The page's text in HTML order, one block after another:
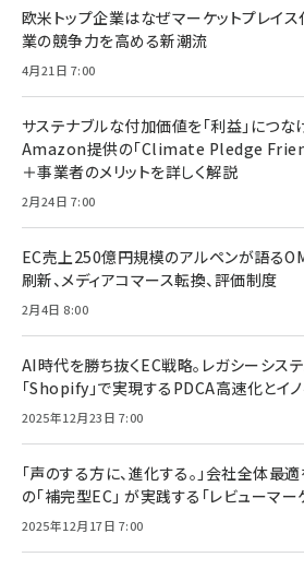
欧米トップ企業はなぜマーケットプレイ
業の競争力を高める新潮流
4月21日 7:00
サステナブルな付加価値を「利益」につ
Amazon提供の「Climate Pledge
＋事業者のメリットを詳しく解説
2月24日 7:00
EC売上250億円規模のアルペンが語る
刷新、メディアコマース転換、評価制度
2月4日 8:00
AI時代を勝ち抜くEC戦略。レガシーシステ
「Shopify」で実現するPDCA高速化とイ
2025年12月23日 7:00
「声のする方に、進化する。」会社全体最
の「補完型EC」 が実践する「レビューマー
2025年12月17日 7:00